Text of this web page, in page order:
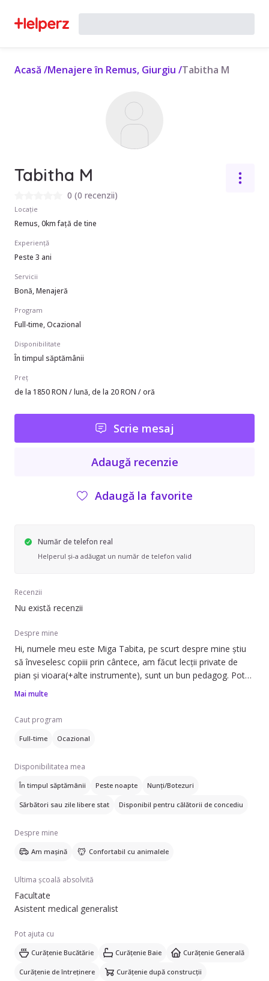
Acasă /Menajere în Remus, Giurgiu /Tabitha M
Tabitha M
0 (0 recenzii)
Locație
Remus, 0km față de tine
Experiență
Peste 3 ani
Servicii
Bonă, Menajeră
Program
Full-time, Ocazional
Disponibilitate
În timpul săptămânii
Preț
de la 1850 RON / lună, de la 20 RON / oră
Scrie mesaj
Adaugă recenzie
Adaugă la favorite
Număr de telefon real
Helperul și-a adăugat un număr de telefon valid
Recenzii
Nu există recenzii
Despre mine
Hi, numele meu este Miga Tabita, pe scurt despre mine știu
să înveselesc copiii prin cântece, am făcut lecții private de
pian și vioara(+alte instrumente), sunt un bun pedagog. Pot
învăța copiii despre orice, predau meditații la biologie în
de 2 anișori și un băiat de 8
Mai multe
Caut program
Full-time Ocazional
Disponibilitatea mea
În timpul săptămânii Peste noapte Nunți/Botezuri
Sărbători sau zile libere stat Disponibil pentru călătorii de concediu
Despre mine
Am mașină Confortabil cu animalele
Ultima școală absolvită
Facultate
Asistent medical generalist
Pot ajuta cu
Curățenie Bucătărie Curățenie Baie Curățenie Generală
Curățenie de întreținere Curățenie după construcții